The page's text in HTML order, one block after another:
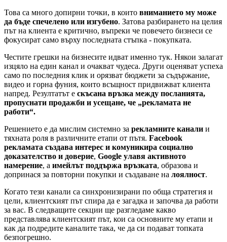
Това са много допирни точки, в които вниманието му може
да бъде спечелено или изгубено. Затова разбирането на целия
път на клиента е критично, въпреки че повечето бизнеси се
фокусират само върху последната стъпка - покупката.
Честите грешки на бизнесите идват именно тук. Някои залагат
изцяло на един канал и очакват чудеса. Други оценяват успеха
само по последния клик и орязват бюджети за съдържание,
видео и горна фуния, които всъщност придвижват клиента
напред. Резултатът е скъсана връзка между посланията,
пропуснати продажби и усещане, че „рекламата не
работи“.
Решението е да мислим системно за рекламните канали и
тяхната роля в различните етапи от пътя. Facebook
рекламата създава интерес и комуникира социално
доказателство и доверие, Google улавя активното
намерение, а имейлът поддържа връзката, образова и
допринася за повторни покупки и създаване на лоялност.
Когато тези канали са синхронизирани по обща стратегия и
цели, клиентският път спира да е загадка и започва да работи
за вас. В следващите секции ще разгледаме какво
представлява клиентският път, кои са основните му етапи и
как да подредите каналите така, че да си подават топката
безпогрешно.